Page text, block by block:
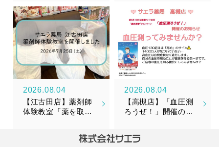
（かんびとうか）』
新発売のお知らせ
2026.08.04
【江古田店】薬剤師
体験教室「薬を取り
2026.08.04
【高槻店】「血圧測
ろうぜ！」開催のお